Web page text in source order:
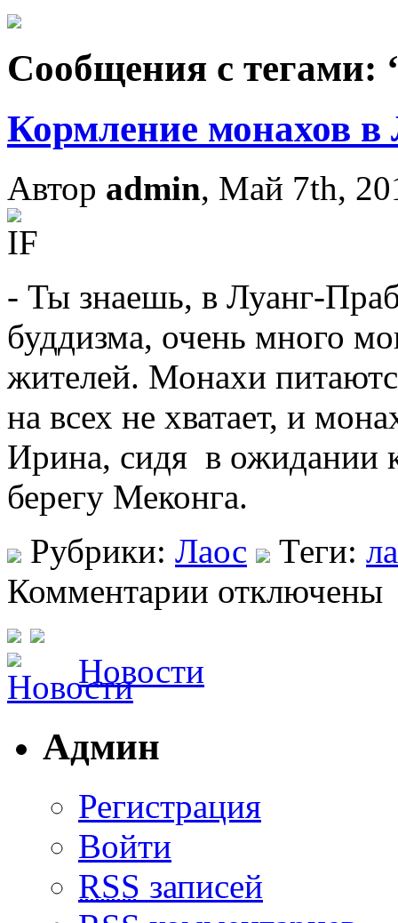
Сообщения с тегами:
Кормление монахов в
Автор admin, Май 7th,
- Ты знаешь, в Луанг-
буддизма, очень много
жителей. Монахи
на всех не хватает, и
Ирина, сидя в ожидании
берегу Меконга.
Рубрики: Лаос Теги:
Комментарии отключены
Новости
Админ
Регистрация
Войти
RSS записей